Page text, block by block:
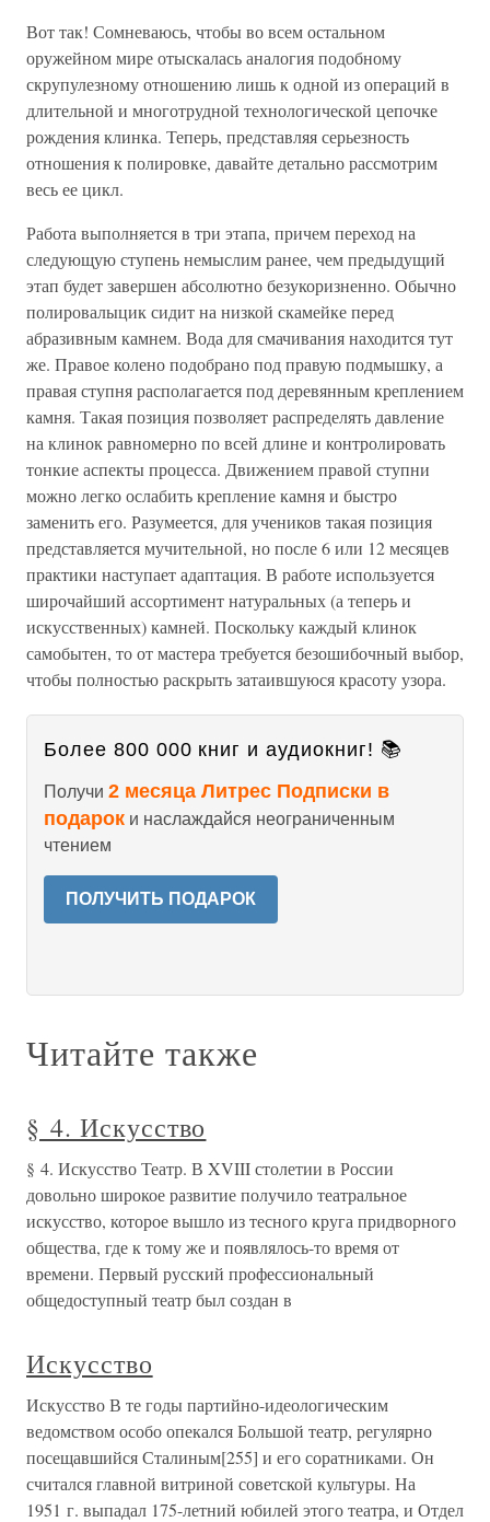
Вот так! Сомневаюсь, чтобы во всем остальном
оружейном мире отыскалась аналогия подобному
скрупулезному отношению лишь к одной из операций в
длительной и многотрудной технологической цепочке
рождения клинка. Теперь, представляя серьезность
отношения к полировке, давайте детально рассмотрим
весь ее цикл.
Работа выполняется в три этапа, причем переход на
следующую ступень немыслим ранее, чем предыдущий
этап будет завершен абсолютно безукоризненно. Обычно
полировалыцик сидит на низкой скамейке перед
абразивным камнем. Вода для смачивания находится тут
же. Правое колено подобрано под правую подмышку, а
правая ступня располагается под деревянным креплением
камня. Такая позиция позволяет распределять давление
на клинок равномерно по всей длине и контролировать
тонкие аспекты процесса. Движением правой ступни
можно легко ослабить крепление камня и быстро
заменить его. Разумеется, для учеников такая позиция
представляется мучительной, но после 6 или 12 месяцев
практики наступает адаптация. В работе используется
широчайший ассортимент натуральных (а теперь и
искусственных) камней. Поскольку каждый клинок
самобытен, то от мастера требуется безошибочный выбор,
чтобы полностью раскрыть затаившуюся красоту узора.
Более 800 000 книг и аудиокниг! 📚
Получи 2 месяца Литрес Подписки в
подарок и наслаждайся неограниченным
чтением
ПОЛУЧИТЬ ПОДАРОК
Читайте также
§ 4. Искусство
§ 4. Искусство Театр. В XVIII столетии в России
довольно широкое развитие получило театральное
искусство, которое вышло из тесного круга придворного
общества, где к тому же и появлялось-то время от
времени. Первый русский профессиональный
общедоступный театр был создан в
Искусство
Искусство В те годы партийно-идеологическим
ведомством особо опекался Большой театр, регулярно
посещавшийся Сталиным[255] и его соратниками. Он
считался главной витриной советской культуры. На
1951 г. выпадал 175-летний юбилей этого театра, и Отдел